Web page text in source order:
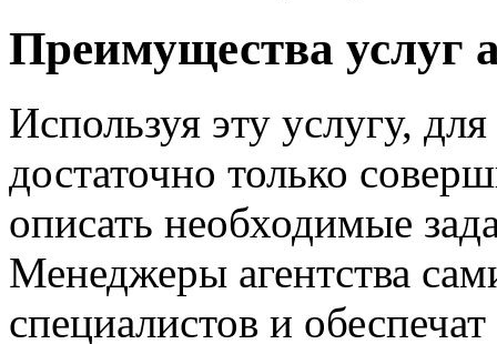
Преимущества услуг
Используя эту услугу, для
достаточно только
описать необходимые
Менеджеры агентства
специалистов и